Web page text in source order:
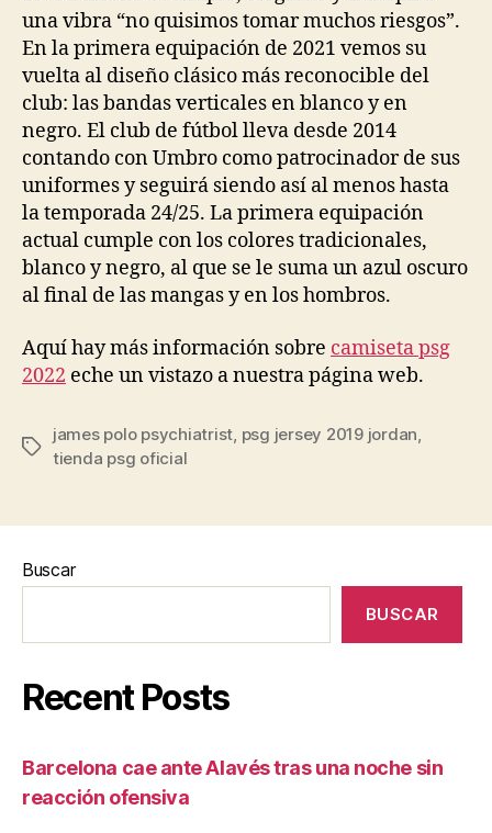
una vibra “no quisimos tomar muchos riesgos”.
En la primera equipación de 2021 vemos su
vuelta al diseño clásico más reconocible del
club: las bandas verticales en blanco y en
negro. El club de fútbol lleva desde 2014
contando con Umbro como patrocinador de sus
uniformes y seguirá siendo así al menos hasta
la temporada 24/25. La primera equipación
actual cumple con los colores tradicionales,
blanco y negro, al que se le suma un azul oscuro
al final de las mangas y en los hombros.
Aquí hay más información sobre camiseta psg
2022 eche un vistazo a nuestra página web.
Etiquetas
james polo psychiatrist psg jersey 2019 jordan
tienda psg oficial
Buscar
BUSCAR
Recent Posts
Barcelona cae ante Alavés tras una noche sin
reacción ofensiva